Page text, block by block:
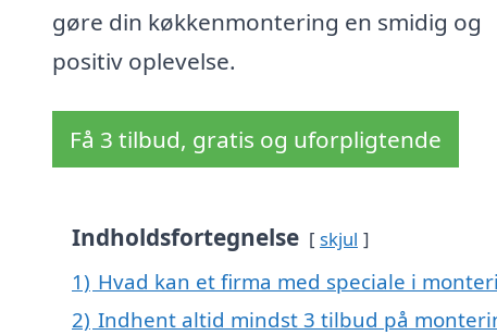
gøre din køkkenmontering en smidig og
positiv oplevelse.
Få 3 tilbud, gratis og uforpligtende
Indholdsfortegnelse skjul
1) Hvad kan et firma med speciale i
2) Indhent altid mindst 3 tilbud på